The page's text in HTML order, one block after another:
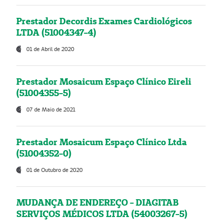
Prestador Decordis Exames Cardiológicos
LTDA (51004347-4)
01 de Abril de 2020
Prestador Mosaicum Espaço Clínico Eireli
(51004355-5)
07 de Maio de 2021
Prestador Mosaicum Espaço Clínico Ltda
(51004352-0)
01 de Outubro de 2020
MUDANÇA DE ENDEREÇO - DIAGITAB
SERVIÇOS MÉDICOS LTDA (54003267-5)